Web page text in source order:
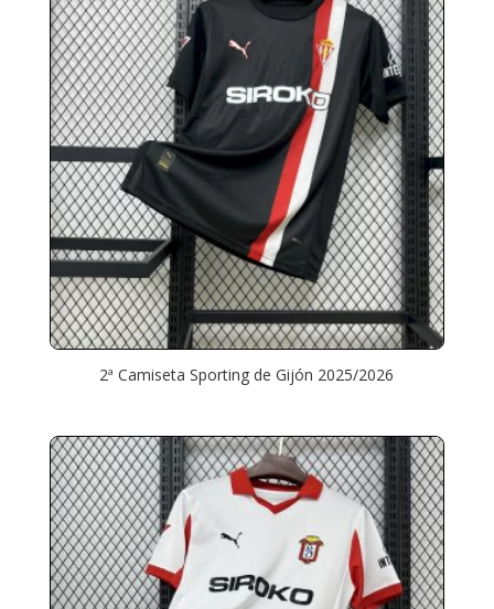
2ª Camiseta Sporting de Gijón 2025/2026